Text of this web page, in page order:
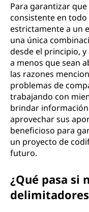
Para garantizar
consistente en
estrictamente a un
una única
desde el principio,
a menos que sean
las razones
problemas de
trabajando con
brindar
aprovechar sus
beneficioso para
un proyecto de
futuro.
¿Qué pasa si